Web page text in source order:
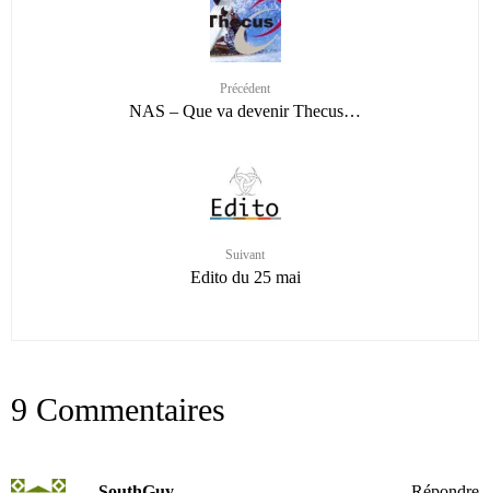
Précédent
NAS – Que va devenir Thecus…
Suivant
Edito du 25 mai
9 Commentaires